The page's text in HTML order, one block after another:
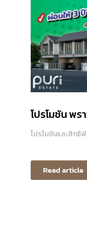
โปรโมชัน พ
โปรโมชันและสิทธิ
Read article